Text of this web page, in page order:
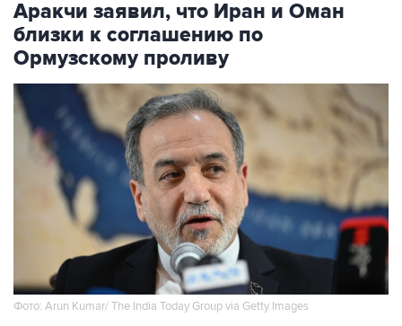
Аракчи заявил, что Иран и Оман
близки к соглашению по
Ормузскому проливу
Фото: Arun Kumar/ The India Today Group via Getty Images